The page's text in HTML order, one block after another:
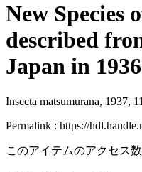
New Species
described
Japan in 1936
Insecta matsumurana, 1937,
Permalink : https://
このアイテムのアクセス